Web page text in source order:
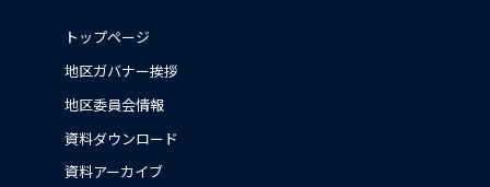
トップページ
地区ガバナー挨拶
地区委員会情報
資料ダウンロード
資料アーカイブ